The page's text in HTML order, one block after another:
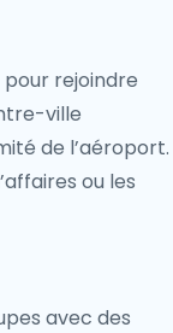
pour rejoindre
ville
de l’aéroport.
ou les
avec des